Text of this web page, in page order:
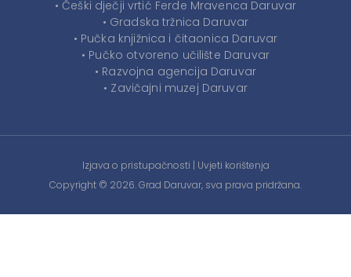
• Češki dječji vrtić Ferde Mravenca Daruvar
• Gradska tržnica Daruvar
• Pučka knjižnica i čitaonica Daruvar
• Pučko otvoreno učilište Daruvar
• Razvojna agencija Daruvar
• Zavičajni muzej Daruvar
Izjava o pristupačnosti | Uvjeti korištenja
Copyright © 2026. Grad Daruvar, sva prava pridržana.